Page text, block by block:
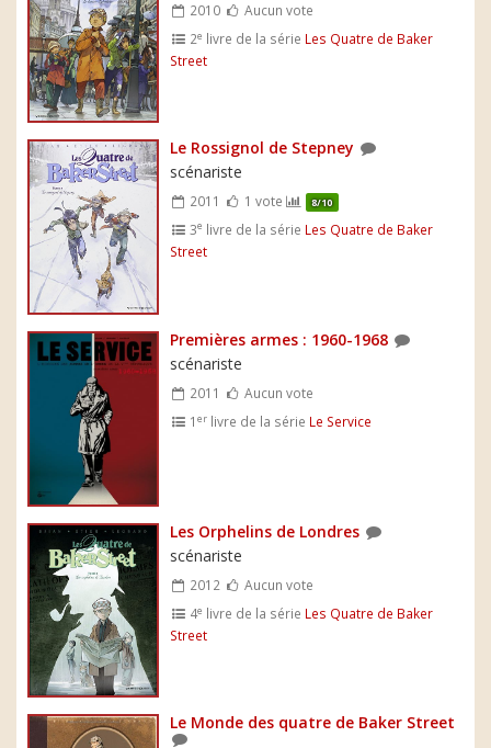
2010
Aucun vote
2e livre de la série Les Quatre de Baker
Street
Le Rossignol de Stepney
scénariste
2011 1 vote 8/10
3e livre de la série Les Quatre de Baker
Street
Premières armes : 1960-1968
scénariste
2011
Aucun vote
1er livre de la série Le Service
Les Orphelins de Londres
scénariste
2012
Aucun vote
4e livre de la série Les Quatre de Baker
Street
Le Monde des quatre de Baker Street